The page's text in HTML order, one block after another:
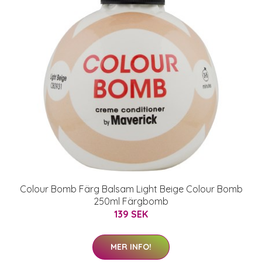
Colour Bomb Färg Balsam Light Beige Colour Bomb
250ml Färgbomb
139 SEK
MER INFO!